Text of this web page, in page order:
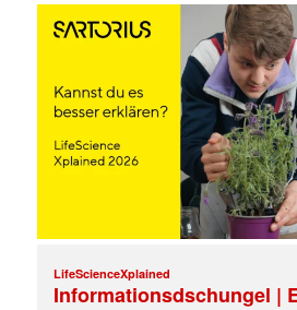
LifeScienceXplained
Informationsdschungel |